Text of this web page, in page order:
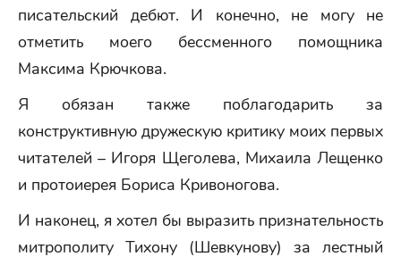
писательский дебют. И конечно, не могу не
отметить моего бессменного помощника
Максима Крючкова.
Я обязан также поблагодарить за
конструктивную дружескую критику моих первых
читателей – Игоря Щеголева, Михаила Лещенко
и протоиерея Бориса Кривоногова.
И наконец, я хотел бы выразить признательность
митрополиту Тихону (Шевкунову) за лестный